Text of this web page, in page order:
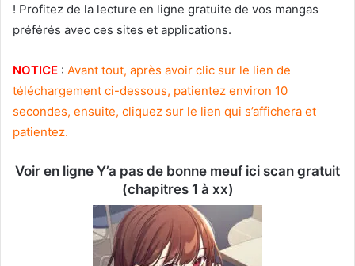
! Profitez de la lecture en ligne gratuite de vos mangas
préférés avec ces sites et applications.
NOTICE : Avant tout, après avoir clic sur le lien de
téléchargement ci-dessous, patientez environ 10
secondes, ensuite, cliquez sur le lien qui s’affichera et
patientez.
Voir en ligne Y’a pas de bonne meuf ici scan gratuit
(chapitres 1 à xx)